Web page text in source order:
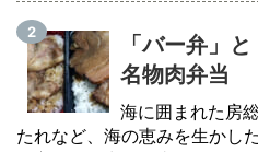
「バー弁」
名物肉弁当
海に囲まれた房
たれなど、海の恵みを生かし